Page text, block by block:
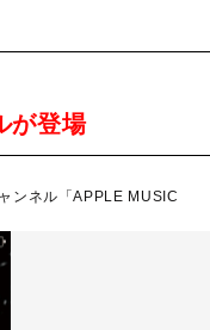
が登場
ンネル「APPLE MUSIC